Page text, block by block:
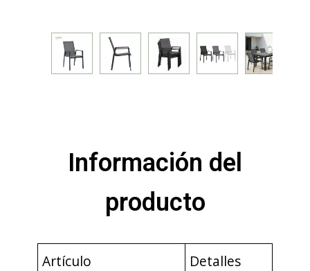
Información del
producto
Artículo
Detalles